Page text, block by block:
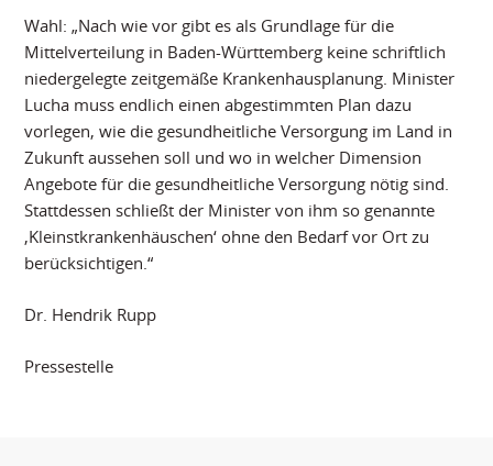
Wahl: „Nach wie vor gibt es als Grundlage für die
Mittelverteilung in Baden-Württemberg keine schriftlich
niedergelegte zeitgemäße Krankenhausplanung. Minister
Lucha muss endlich einen abgestimmten Plan dazu
vorlegen, wie die gesundheitliche Versorgung im Land in
Zukunft aussehen soll und wo in welcher Dimension
Angebote für die gesundheitliche Versorgung nötig sind.
Stattdessen schließt der Minister von ihm so genannte
‚Kleinstkrankenhäuschen‘ ohne den Bedarf vor Ort zu
berücksichtigen.“
Dr. Hendrik Rupp
Pressestelle